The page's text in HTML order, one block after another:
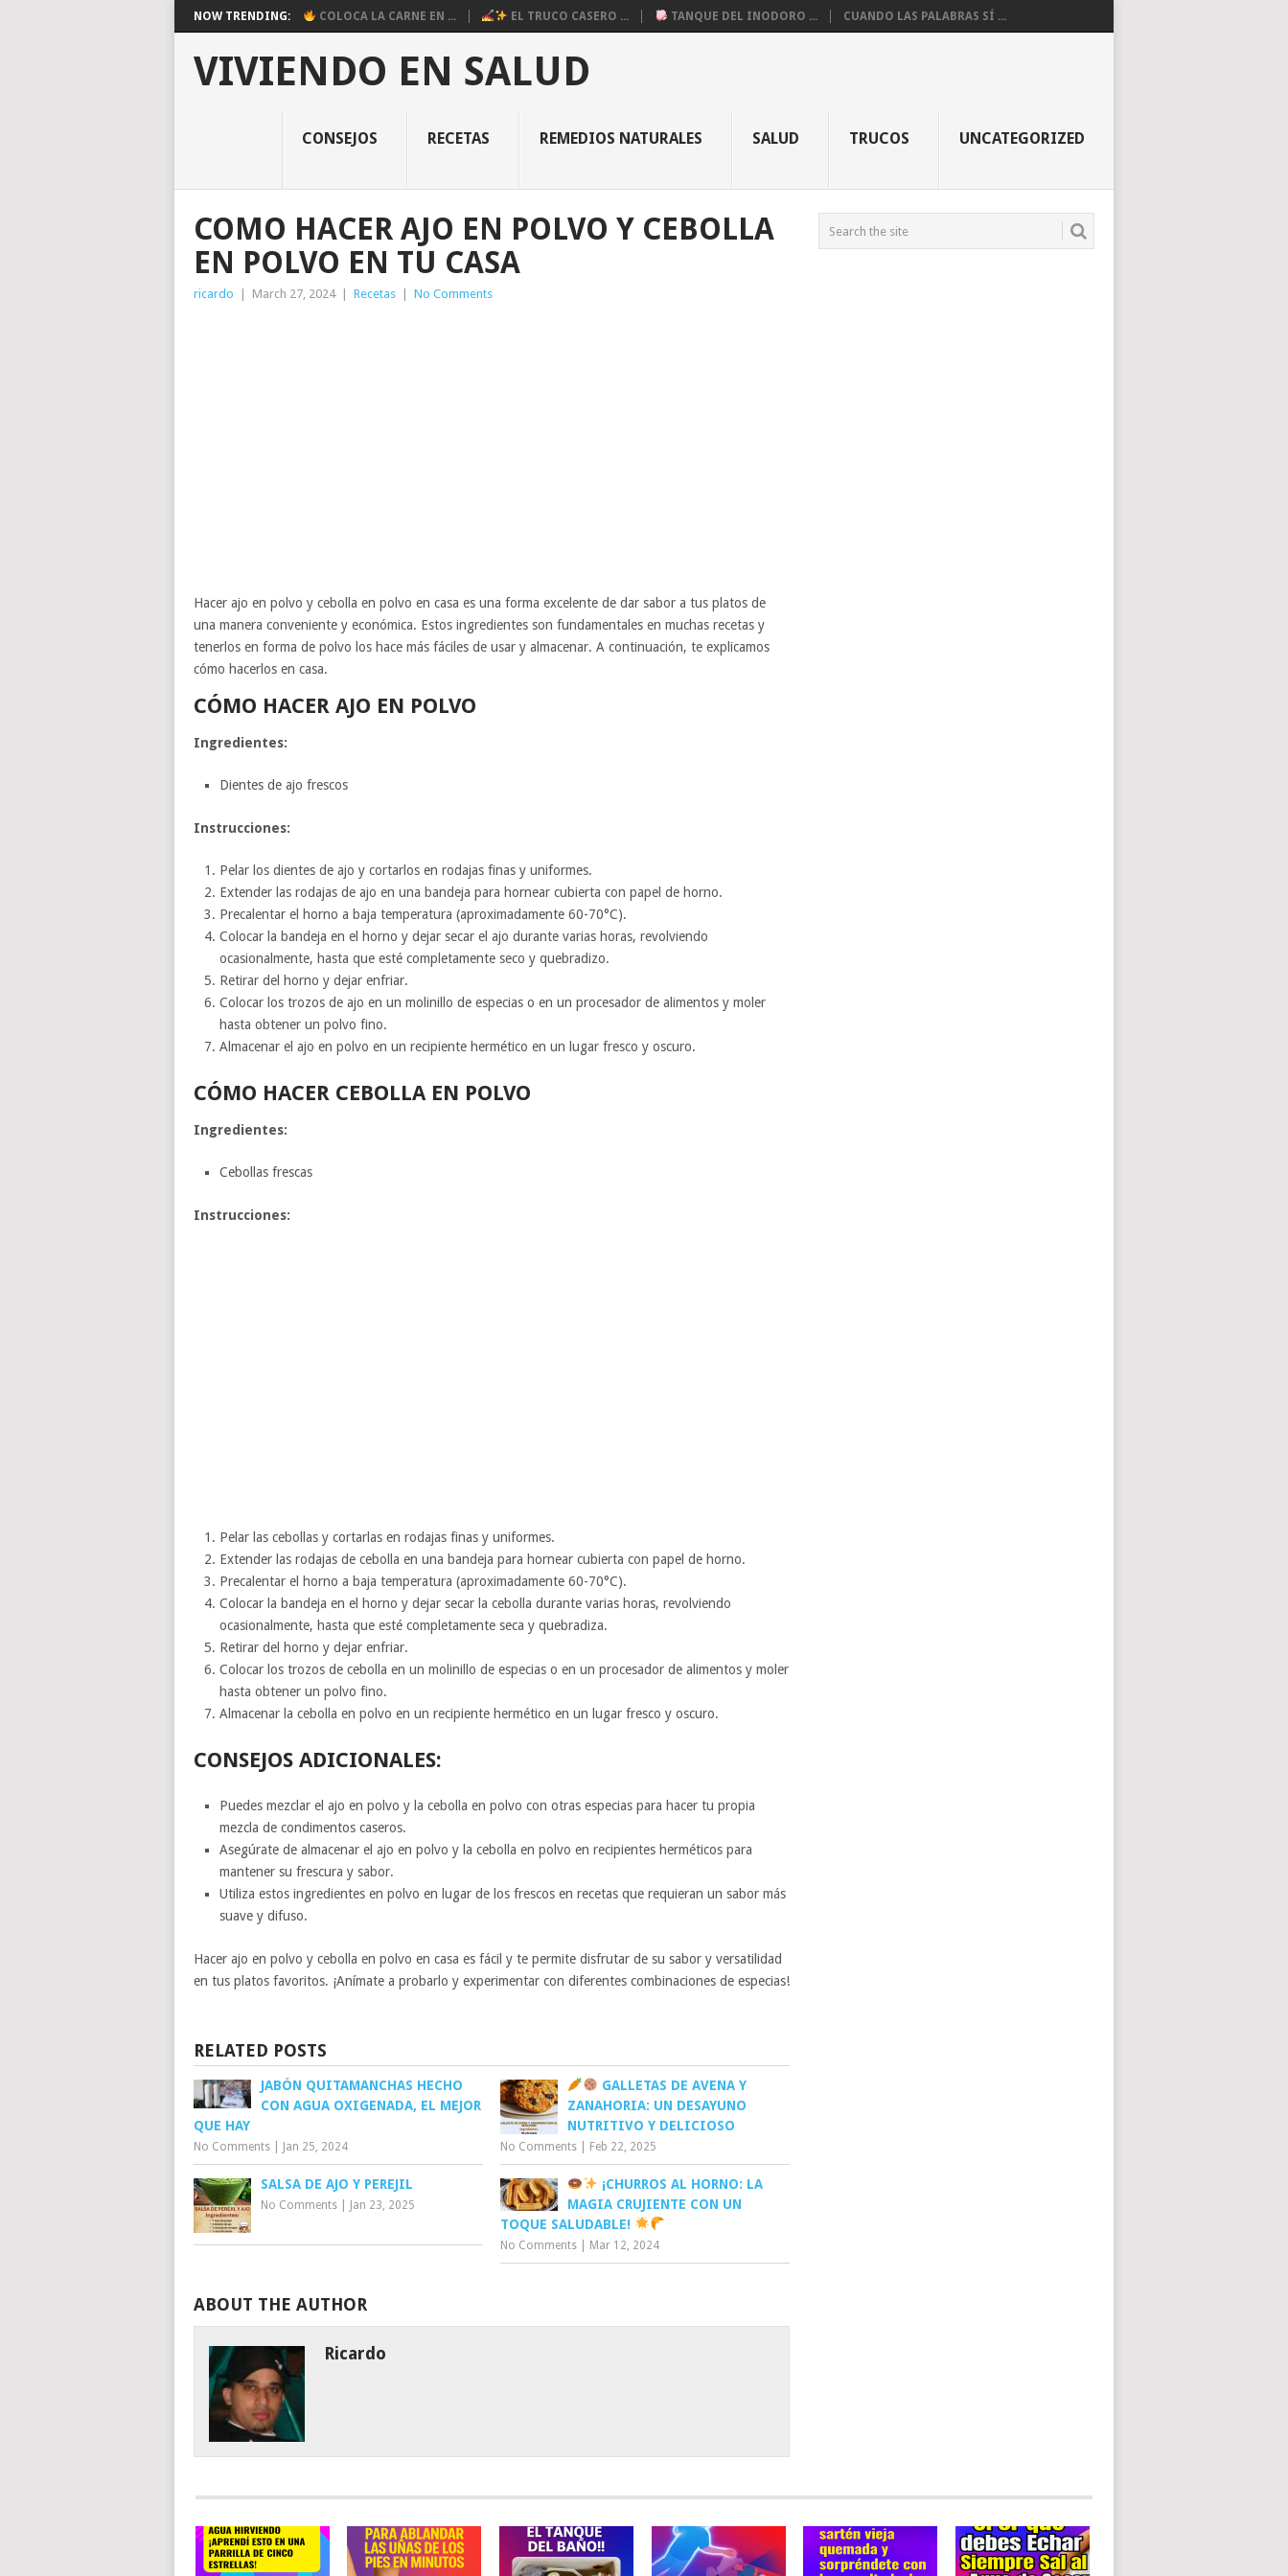
NOW TRENDING: COLOCA LA CARNE EN ... EL TRUCO CASERO ... TANQUE DEL INODORO ... CUANDO LAS PALABRAS SÍ ...
VIVIENDO EN SALUD
CONSEJOS RECETAS REMEDIOS NATURALES SALUD TRUCOS UNCATEGORIZED
COMO HACER AJO EN POLVO Y CEBOLLA
EN POLVO EN TU CASA
ricardo March 27, 2024 Recetas No Comments
Hacer ajo en polvo y cebolla en polvo en casa es una forma excelente de dar sabor a tus platos de
una manera conveniente y económica. Estos ingredientes son fundamentales en muchas recetas y
tenerlos en forma de polvo los hace más fáciles de usar y almacenar. A continuación, te explicamos
cómo hacerlos en casa.
CÓMO HACER AJO EN POLVO
Ingredientes:
Dientes de ajo frescos
Instrucciones:
Pelar los dientes de ajo y cortarlos en rodajas finas y uniformes.
Extender las rodajas de ajo en una bandeja para hornear cubierta con papel de horno.
Precalentar el horno a baja temperatura (aproximadamente 60-70°C).
Colocar la bandeja en el horno y dejar secar el ajo durante varias horas, revolviendo
ocasionalmente, hasta que esté completamente seco y quebradizo.
Retirar del horno y dejar enfriar.
Colocar los trozos de ajo en un molinillo de especias o en un procesador de alimentos y moler
hasta obtener un polvo fino.
Almacenar el ajo en polvo en un recipiente hermético en un lugar fresco y oscuro.
CÓMO HACER CEBOLLA EN POLVO
Ingredientes:
Cebollas frescas
Instrucciones:
Pelar las cebollas y cortarlas en rodajas finas y uniformes.
Extender las rodajas de cebolla en una bandeja para hornear cubierta con papel de horno.
Precalentar el horno a baja temperatura (aproximadamente 60-70°C).
Colocar la bandeja en el horno y dejar secar la cebolla durante varias horas, revolviendo
ocasionalmente, hasta que esté completamente seca y quebradiza.
Retirar del horno y dejar enfriar.
Colocar los trozos de cebolla en un molinillo de especias o en un procesador de alimentos y moler
hasta obtener un polvo fino.
Almacenar la cebolla en polvo en un recipiente hermético en un lugar fresco y oscuro.
CONSEJOS ADICIONALES:
Puedes mezclar el ajo en polvo y la cebolla en polvo con otras especias para hacer tu propia
mezcla de condimentos caseros.
Asegúrate de almacenar el ajo en polvo y la cebolla en polvo en recipientes herméticos para
mantener su frescura y sabor.
Utiliza estos ingredientes en polvo en lugar de los frescos en recetas que requieran un sabor más
suave y difuso.
Hacer ajo en polvo y cebolla en polvo en casa es fácil y te permite disfrutar de su sabor y versatilidad
en tus platos favoritos. ¡Anímate a probarlo y experimentar con diferentes combinaciones de especias!
RELATED POSTS
JABÓN QUITAMANCHAS HECHO
CON AGUA OXIGENADA, EL MEJOR
QUE HAY
No Comments Jan 25, 2024
GALLETAS DE AVENA Y
ZANAHORIA: UN DESAYUNO
NUTRITIVO Y DELICIOSO
No Comments Feb 22, 2025
SALSA DE AJO Y PEREJIL
No Comments Jan 23, 2025
¡CHURROS AL HORNO: LA
MAGIA CRUJIENTE CON UN
TOQUE SALUDABLE!
No Comments Mar 12, 2024
ABOUT THE AUTHOR
Ricardo